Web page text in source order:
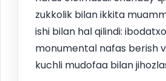
zukkolik bilan ikkita
ishi bilan hal qilindi:
monumental nafas berish
kuchli mudofaa bilan